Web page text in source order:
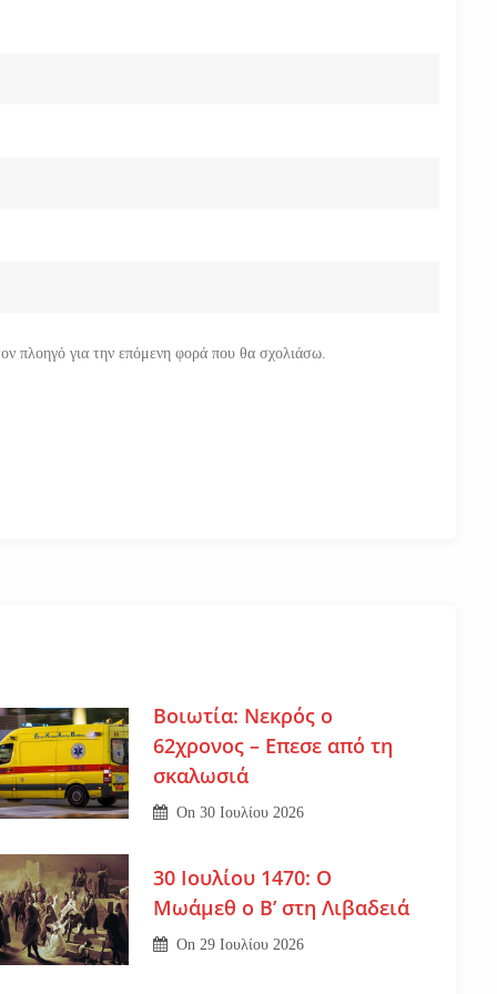
πλοηγό για την επόμενη φορά που θα σχολιάσω.
Βοιωτία: Νεκρός ο
62χρονος – Επεσε από τη
σκαλωσιά
On30 Ιουλίου 2026
30 Ιουλίου 1470: Ο
Μωάμεθ ο Β’ στη Λιβαδειά
On 29 Ιουλίου 2026